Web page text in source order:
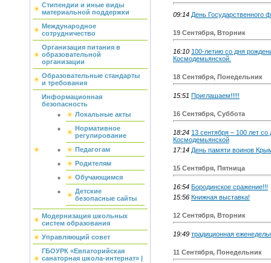
Стипендии и иные виды
материальной поддержки
Международное
сотрудничество
Организация питания в
образовательной
организации
Образовательные стандарты
и требования
Информационная
безопасность
Локальные акты
Нормативное
регулирование
Педагогам
Родителям
Обучающимся
Детские
безопасные сайты
Модернизация школьных
систем образования
Управляющий совет
ГБОУРК «Евпаторийская
санаторная школа-интернат» |
09:14 День Государственного
19 Сентября, Вторник
16:10 100-летию со дня
Космодемьянской.
18 Сентября, Понедельник
15:51 Приглашаем!!!!!
16 Сентября, Суббота
18:24 13 сентября – 100 лет
Космодемьянской
17:14 День памяти воинов
15 Сентября, Пятница
16:54 Бородинское сражение!!!
15:56 Книжная выставка!
12 Сентября, Вторник
19:49 традиционная
11 Сентября, Понедельник